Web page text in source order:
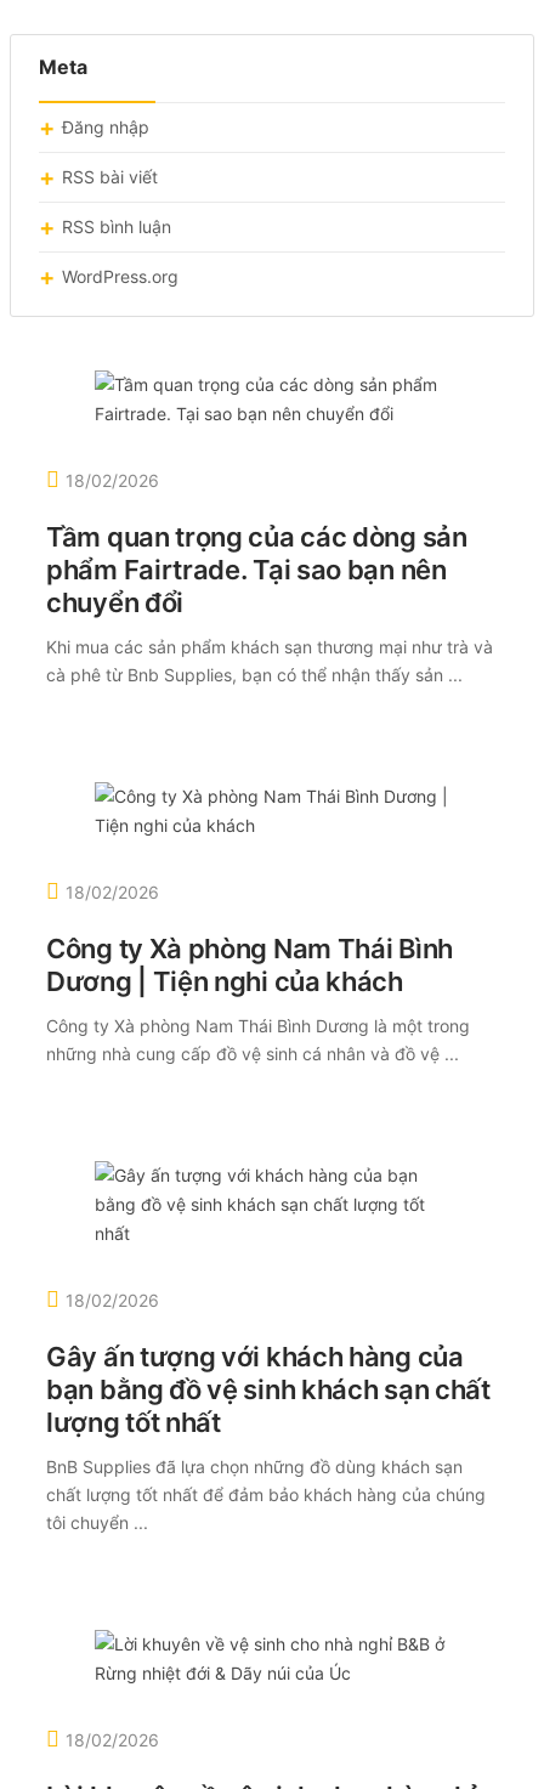
Meta
Đăng nhập
RSS bài viết
RSS bình luận
WordPress.org
18/02/2026
Tầm quan trọng của các dòng sản
phẩm Fairtrade. Tại sao bạn nên
chuyển đổi
Khi mua các sản phẩm khách sạn thương mại như trà và
cà phê từ Bnb Supplies, bạn có thể nhận thấy sản ...
18/02/2026
Công ty Xà phòng Nam Thái Bình
Dương | Tiện nghi của khách
Công ty Xà phòng Nam Thái Bình Dương là một trong
những nhà cung cấp đồ vệ sinh cá nhân và đồ vệ ...
18/02/2026
Gây ấn tượng với khách hàng của
bạn bằng đồ vệ sinh khách sạn chất
lượng tốt nhất
BnB Supplies đã lựa chọn những đồ dùng khách sạn
chất lượng tốt nhất để đảm bảo khách hàng của chúng
tôi chuyển ...
18/02/2026